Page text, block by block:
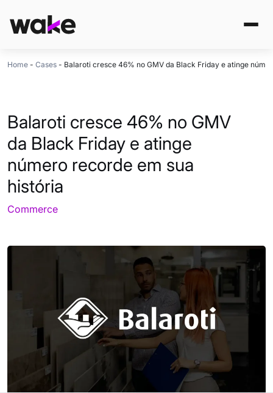
Home - Cases - Balaroti cresce 46% no GMV da Black Friday e atinge
Balaroti cresce 46% no GMV
da Black Friday e atinge
número recorde em sua
história
Commerce